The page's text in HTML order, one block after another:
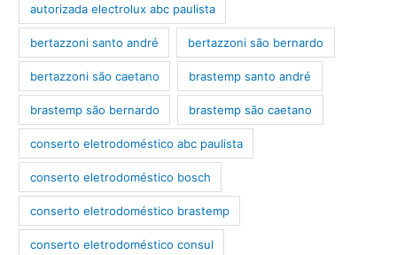
autorizada electrolux abc paulista
bertazzoni santo andré bertazzoni são bernardo
bertazzoni são caetano brastemp santo andré
brastemp são bernardo brastemp são caetano
conserto eletrodoméstico abc paulista
conserto eletrodoméstico bosch
conserto eletrodoméstico brastemp
conserto eletrodoméstico consul